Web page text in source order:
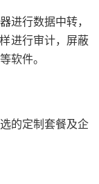
进行数据中转，
进行审计，屏蔽
软件。
的定制套餐及企